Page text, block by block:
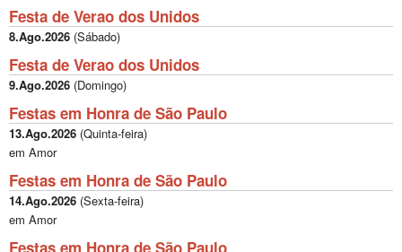
Festa de Verao dos Unidos
8.Ago.2026 (Sábado)
Festa de Verao dos Unidos
9.Ago.2026 (Domingo)
Festas em Honra de São Paulo
13.Ago.2026 (Quinta-feira)
em Amor
Festas em Honra de São Paulo
14.Ago.2026 (Sexta-feira)
em Amor
Festas em Honra de São Paulo